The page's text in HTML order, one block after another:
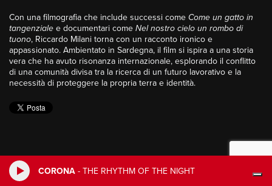
CORONA - THE RHYTHM OF THE NIGHT
Con una filmografia che include successi come Come un gatto in
tangenziale e documentari come Nel nostro cielo un rombo di
tuono, Riccardo Milani torna con un racconto ironico e
appassionato. Ambientato in Sardegna, il film si ispira a una storia
vera che ha avuto risonanza internazionale, esplorando il conflitto
di una comunità divisa tra la ricerca di un futuro lavorativo e la
necessità di proteggere la propria terra e identità.